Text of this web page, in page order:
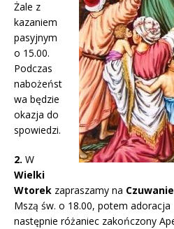
Żale z
kazaniem
pasyjnym
o 15.00.
Podczas
nabożeńst
wa będzie
okazja do
spowiedzi.
2. W
Wielki
Wtorek zapraszamy na
Mszą św. o 18.00, potem adoracja
następnie różaniec zakończony